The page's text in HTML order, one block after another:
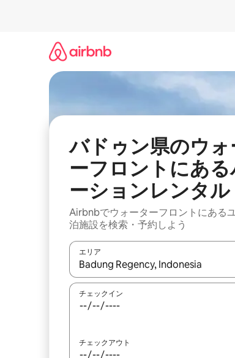
バドゥン県のウォ
ーフロントにある
ーションレンタル
Airbnbでウォーターフロントにある
泊施設を検索・予約しよう
エリア
検索結果が表示されたら、上下の矢印
チェックイン
チェックアウト